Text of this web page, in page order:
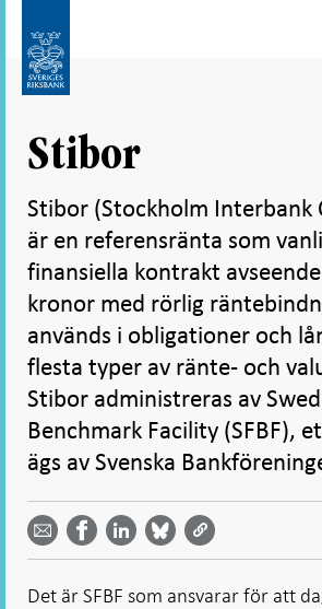
direkt
undersidor
Stibor
Stibor (Stockholm Interbank
är en referensränta som
finansiella kontrakt avseende
kronor med rörlig
används i obligationer och
flesta typer av ränte- och
Stibor administreras av
Benchmark Facility (SFBF),
ägs av Svenska
Dela
email -
Öppnas
i ny flik
Dela på
Facebook
- Öppnas
Dela på
LinkedIn
-
Öppnas
i ny flik
på
Bluesky
-
i ny flik
på
Twitter
-
i ny flik
Det är SFBF som ansvarar för att